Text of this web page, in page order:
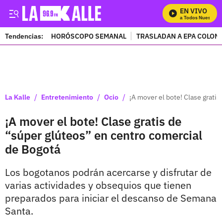
EN VIVO
Mira Todos Nuestros
Tendencias: HORÓSCOPO SEMANAL TRASLADAN A EPA
La Kalle / Entretenimiento / Ocio / ¡A mover el bote! Clase
¡A mover el bote! Clase gratis de
“súper glúteos” en centro comercial
de Bogotá
Los bogotanos podrán acercarse y disfrutar de
varias actividades y obsequios que tienen
preparados para iniciar el descanso de Semana
Santa.